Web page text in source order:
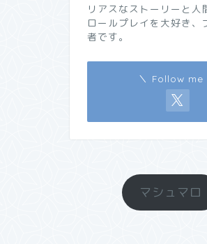
リアスなストーリーと人
ロールプレイを大好き、
者です。
＼ Follow me
マシュマロ